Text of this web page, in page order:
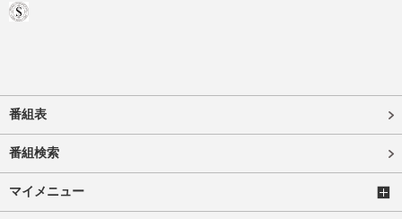
番組表
番組検索
マイメニュー